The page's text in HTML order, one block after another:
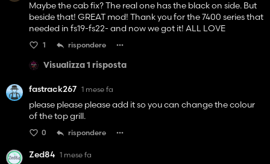
Maybe the cab fix? The real one has the black on side. But
beside that! GREAT mod! Thank you for the 7400 series that
needed in fs19-fs22- and now we got it! ALL LOVE
1 rispondere
Visualizza 1 risposta
fastrack267 1 mese fa
please please please add it so you can change the colour
of the top grill.
0 rispondere
Zed84 1 mese fa